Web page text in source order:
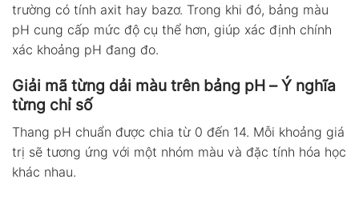
trường có tính axit hay bazơ. Trong khi đó, bảng màu
pH cung cấp mức độ cụ thể hơn, giúp xác định chính
xác khoảng pH đang đo.
Giải mã từng dải màu trên bảng pH – Ý nghĩa
từng chỉ số
Thang pH chuẩn được chia từ 0 đến 14. Mỗi khoảng giá
trị sẽ tương ứng với một nhóm màu và đặc tính hóa học
khác nhau.